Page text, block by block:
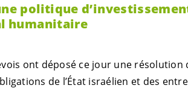
politique
humanitaire
ont déposé ce jour une
de l’État israélien et des